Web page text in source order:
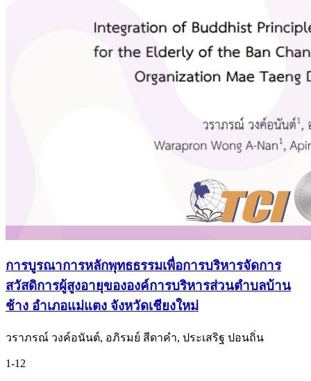
การบูรณาการหลักพุทธธรรมเพื่อการบริหารจัดการ
สวัสดิการผู้สูงอายุขององค์การบริหารส่วนตำบลบ้าน
ช้าง อำเภอแม่แตง จังหวัดเชียงใหม่
วราภรณ์ วงค์อนันต์, อภิรมย์ สีดาคำ, ประเสริฐ ปอนถิ่น
1-12